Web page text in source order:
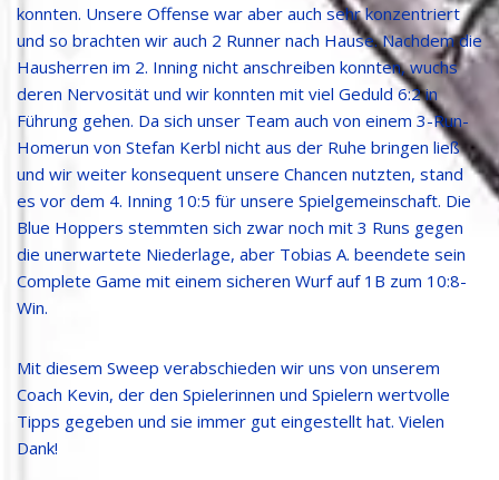
konnten. Unsere Offense war aber auch sehr konzentriert
und so brachten wir auch 2 Runner nach Hause. Nachdem die
Hausherren im 2. Inning nicht anschreiben konnten, wuchs
deren Nervosität und wir konnten mit viel Geduld 6:2 in
Führung gehen. Da sich unser Team auch von einem 3-Run-
Homerun von Stefan Kerbl nicht aus der Ruhe bringen ließ
und wir weiter konsequent unsere Chancen nutzten, stand
es vor dem 4. Inning 10:5 für unsere Spielgemeinschaft. Die
Blue Hoppers stemmten sich zwar noch mit 3 Runs gegen
die unerwartete Niederlage, aber Tobias A. beendete sein
Complete Game mit einem sicheren Wurf auf 1B zum 10:8-
Win.
Mit diesem Sweep verabschieden wir uns von unserem
Coach Kevin, der den Spielerinnen und Spielern wertvolle
Tipps gegeben und sie immer gut eingestellt hat. Vielen
Dank!